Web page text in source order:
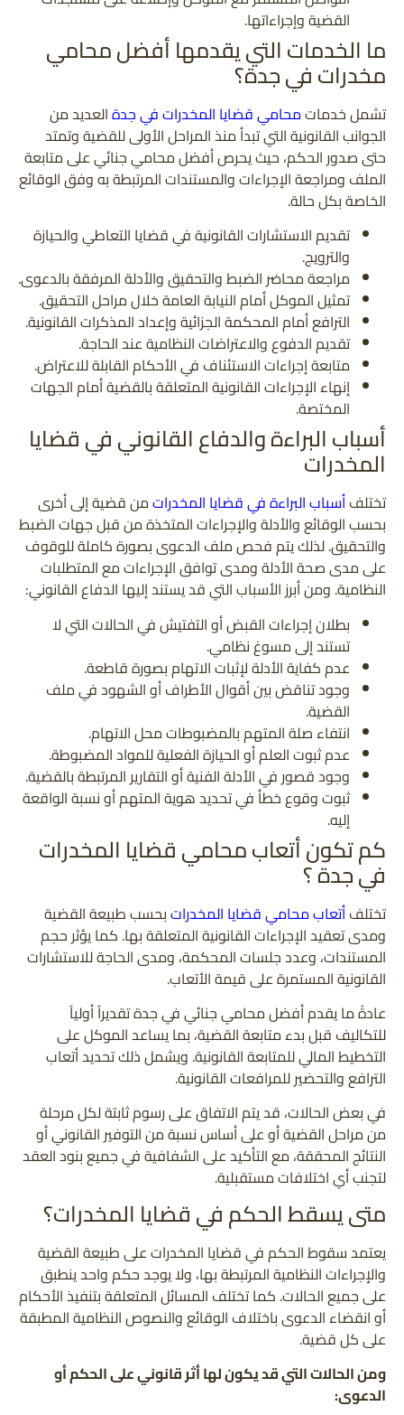
القضية وإجراءاتها.
ما الخدمات التي يقدمها أفضل محامي
مخدرات في جدة؟
تشمل خدماتمحامي قضايا المخدرات في جدةالعديد من
الجوانب القانونية التي تبدأ منذ المراحل الأولى للقضية وتمتد
حتى صدور الحكم، حيث يحرص أفضل محامي جنائي على متابعة
الملف ومراجعة الإجراءات والمستندات المرتبطة به وفق الوقائع
الخاصة بكل حالة.
تقديم الاستشارات القانونية في قضايا التعاطي والحيازة
والترويج.
مراجعة محاضر الضبط والتحقيق والأدلة المرفقة بالدعوى.
تمثيل الموكل أمام النيابة العامة خلال مراحل التحقيق.
الترافع أمام المحكمة الجزائية وإعداد المذكرات القانونية.
تقديم الدفوع والاعتراضات النظامية عند الحاجة.
متابعة إجراءات الاستئناف في الأحكام القابلة للاعتراض.
إنهاء الإجراءات القانونية المتعلقة بالقضية أمام الجهات
المختصة.
أسباب البراءة والدفاع القانوني في قضايا
المخدرات
تختلفأسباب البراءة في قضايا المخدراتمن قضية إلى أخرى
بحسب الوقائع والأدلة والإجراءات المتخذة من قبل جهات الضبط
والتحقيق. لذلك يتم فحص ملف الدعوى بصورة كاملة للوقوف
على مدى صحة الأدلة ومدى توافق الإجراءات مع المتطلبات
النظامية. ومن أبرز الأسباب التي قد يستند إليها الدفاع القانوني:
بطلان إجراءات القبض أو التفتيش في الحالات التي لا
تستند إلى مسوغ نظامي.
عدم كفاية الأدلة لإثبات الاتهام بصورة قاطعة.
وجود تناقض بين أقوال الأطراف أو الشهود في ملف
القضية.
انتفاء صلة المتهم بالمضبوطات محل الاتهام.
عدم ثبوت العلم أو الحيازة الفعلية للمواد المضبوطة.
وجود قصور في الأدلة الفنية أو التقارير المرتبطة بالقضية.
ثبوت وقوع خطأ في تحديد هوية المتهم أو نسبة الواقعة
إليه.
كم تكون أتعاب محامي قضايا المخدرات
في جدة ؟
تختلفأتعاب محامي قضايا المخدراتبحسب طبيعة القضية
ومدى تعقيد الإجراءات القانونية المتعلقة بها. كما يؤثر حجم
المستندات، وعدد جلسات المحكمة، ومدى الحاجة للاستشارات
القانونية المستمرة على قيمة الأتعاب.
عادةً ما يقدم أفضل محامي جنائي في جدة تقديراً أولياً
للتكاليف قبل بدء متابعة القضية، بما يساعد الموكل على
التخطيط المالي للمتابعة القانونية. ويشمل ذلك تحديد أتعاب
الترافع والتحضير للمرافعات القانونية.
في بعض الحالات، قد يتم الاتفاق على رسوم ثابتة لكل مرحلة
من مراحل القضية أو على أساس نسبة من التوفير القانوني أو
النتائج المحققة، مع التأكيد على الشفافية في جميع بنود العقد
لتجنب أي اختلافات مستقبلية.
متى يسقط الحكم في قضايا المخدرات؟
يعتمد سقوط الحكم في قضايا المخدرات على طبيعة القضية
والإجراءات النظامية المرتبطة بها، ولا يوجد حكم واحد ينطبق
على جميع الحالات. كما تختلف المسائل المتعلقة بتنفيذ الأحكام
أو انقضاء الدعوى باختلاف الوقائع والنصوص النظامية المطبقة
على كل قضية.
ومن الحالات التي قد يكون لها أثر قانوني على الحكم أو
الدعوى: